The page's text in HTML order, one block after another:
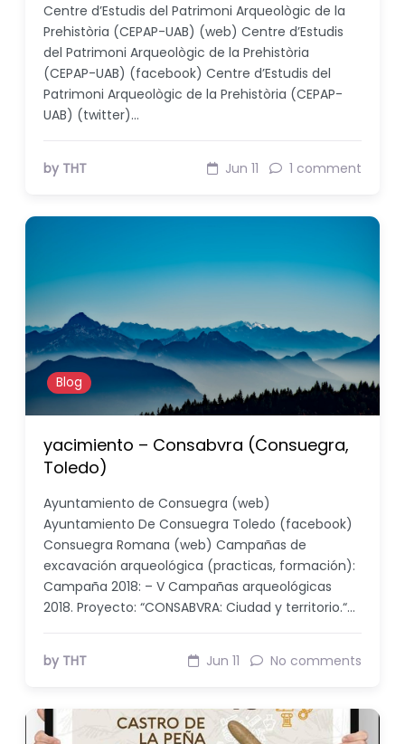
Centre d’Estudis del Patrimoni Arqueològic de la
Prehistòria (CEPAP-UAB) (web) Centre d’Estudis
del Patrimoni Arqueològic de la Prehistòria
(CEPAP-UAB) (facebook) Centre d’Estudis del
Patrimoni Arqueològic de la Prehistòria (CEPAP-
UAB) (twitter)…
by THT Jun 11 1 comment
Blog
yacimiento – Consabvra (Consuegra,
Toledo)
Ayuntamiento de Consuegra (web)
Ayuntamiento De Consuegra Toledo (facebook)
Consuegra Romana (web) Campañas de
excavación arqueológica (practicas, formación):
Campaña 2018: – V Campañas arqueológicas
2018. Proyecto: “CONSABVRA: Ciudad y territorio.“…
by THT Jun 11 No comments